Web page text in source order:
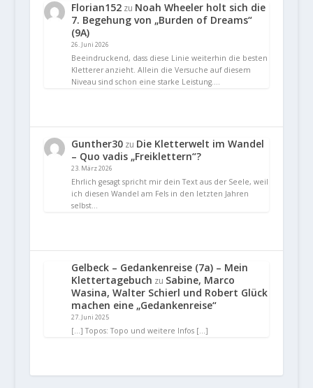
Florian152zu Noah Wheeler holt sich die
7. Begehung von „Burden of Dreams“
(9A)
26. Juni 2026
Beeindruckend, dass diese Linie weiterhin die besten
Kletterer anzieht. Allein die Versuche auf diesem
Niveau sind schon eine starke Leistung.…
Gunther30zu Die Kletterwelt im Wandel
– Quo vadis „Freiklettern“?
23. März 2026
Ehrlich gesagt spricht mir dein Text aus der Seele, weil
ich diesen Wandel am Fels in den letzten Jahren
selbst…
Gelbeck – Gedankenreise (7a) – Mein
Klettertagebuch zu Sabine, Marco
Wasina, Walter Schierl und Robert Glück
machen eine „Gedankenreise“
27. Juni 2025
[…] Topos: Topo und weitere Infos […]